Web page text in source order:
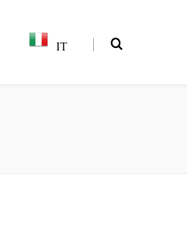
IT |